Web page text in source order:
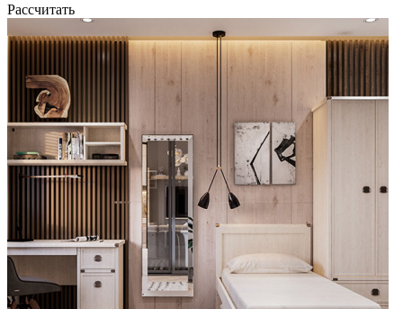
Рассчитать